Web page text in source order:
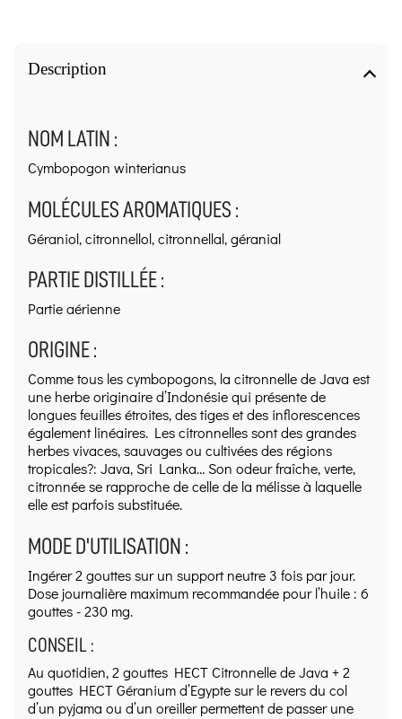
Description
NOM LATIN :
Cymbopogon winterianus
MOLÉCULES AROMATIQUES :
Géraniol, citronnellol, citronnellal, géranial
PARTIE DISTILLÉE :
Partie aérienne
ORIGINE :
Comme tous les cymbopogons, la citronnelle de Java est
une herbe originaire d’Indonésie qui présente de
longues feuilles étroites, des tiges et des inflorescences
également linéaires. Les citronnelles sont des grandes
herbes vivaces, sauvages ou cultivées des régions
tropicales?: Java, Sri Lanka… Son odeur fraîche, verte,
citronnée se rapproche de celle de la mélisse à laquelle
elle est parfois substituée.
MODE D'UTILISATION :
Ingérer 2 gouttes sur un support neutre 3 fois par jour.
Dose journalière maximum recommandée pour l’huile : 6
gouttes - 230 mg.
CONSEIL :
Au quotidien, 2 gouttes HECT Citronnelle de Java + 2
gouttes HECT Géranium d’Egypte sur le revers du col
d’un pyjama ou d’un oreiller permettent de passer une